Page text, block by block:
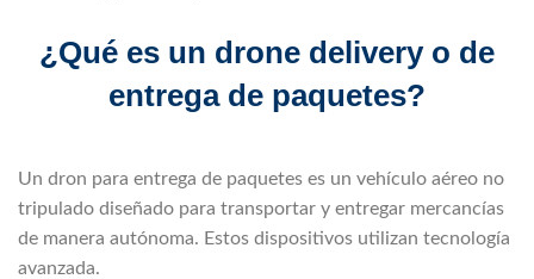
¿Qué es un drone delivery o de
entrega de paquetes?
Un dron para entrega de paquetes es un vehículo aéreo no
tripulado diseñado para transportar y entregar mercancías
de manera autónoma. Estos dispositivos utilizan tecnología
avanzada.